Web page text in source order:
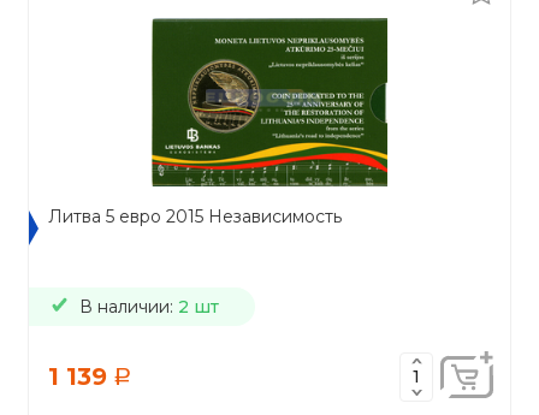
Литва 5 евро 2015 Независимость
В наличии: 2 шт
1 139 a